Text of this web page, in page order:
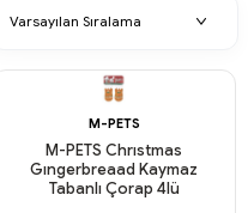
M-PETS
M-PETS Chrıstmas
Gıngerbreaad Kaymaz
Tabanlı Çorap 4lü
Aynı Gün Kargo